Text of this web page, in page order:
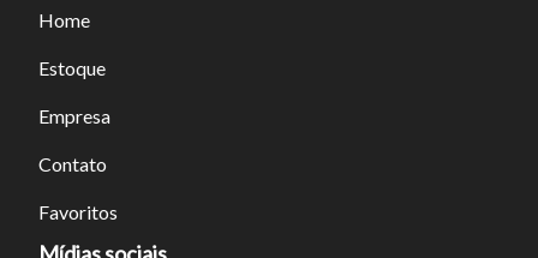
Home
Estoque
Empresa
Contato
Favoritos
Mídias sociais